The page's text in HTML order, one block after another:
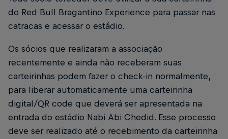
do Red Bull Bragantino Experience para passar nas
catracas e acessar o estádio.
Os sócios que realizaram a associação
recentemente e ainda não receberam suas
carteirinhas podem fazer o check-in normalmente,
para liberar automaticamente uma carteirinha
digital/QR code que deverá ser apresentada na
entrada do estádio Nabi Abi Chedid. Esse processo
deve ser realizado até o recebimento da carteirinha